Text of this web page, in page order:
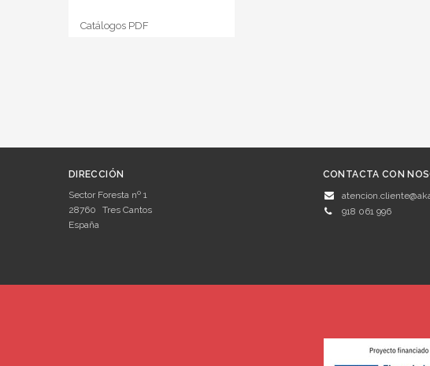
Catálogos PDF
DIRECCIÓN
Sector Foresta nº 1
28760
Tres Cantos
España
CONTACTA CON
918 061 996